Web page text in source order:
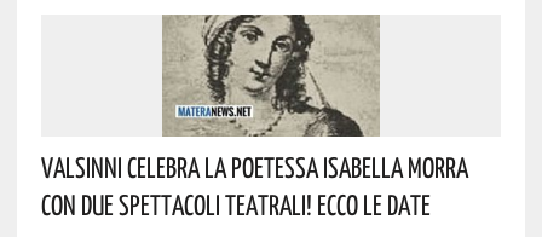
Valsinni Celebra La Poetessa Isabella Morra
Con Due Spettacoli Teatrali! Ecco Le Date